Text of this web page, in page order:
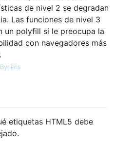
de nivel 2 se degradan
Las funciones de nivel 3
un polyfill si le preocupa la
con navegadores más
etiquetas HTML5 debe